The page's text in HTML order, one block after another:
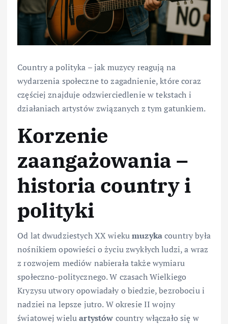
Country a polityka – jak muzycy reagują na
wydarzenia społeczne to zagadnienie, które coraz
częściej znajduje odzwierciedlenie w tekstach i
działaniach artystów związanych z tym gatunkiem.
Korzenie
zaangażowania –
historia country i
polityki
Od lat dwudziestych XX wiekumuzykacountry była
nośnikiem opowieści o życiu zwykłych ludzi, a wraz
z rozwojem mediów nabierała także wymiaru
społeczno-politycznego. W czasach Wielkiego
Kryzysu utwory opowiadały o biedzie, bezrobociu i
nadziei na lepsze jutro. W okresie II wojny
światowej wieluartystów country włączało się w